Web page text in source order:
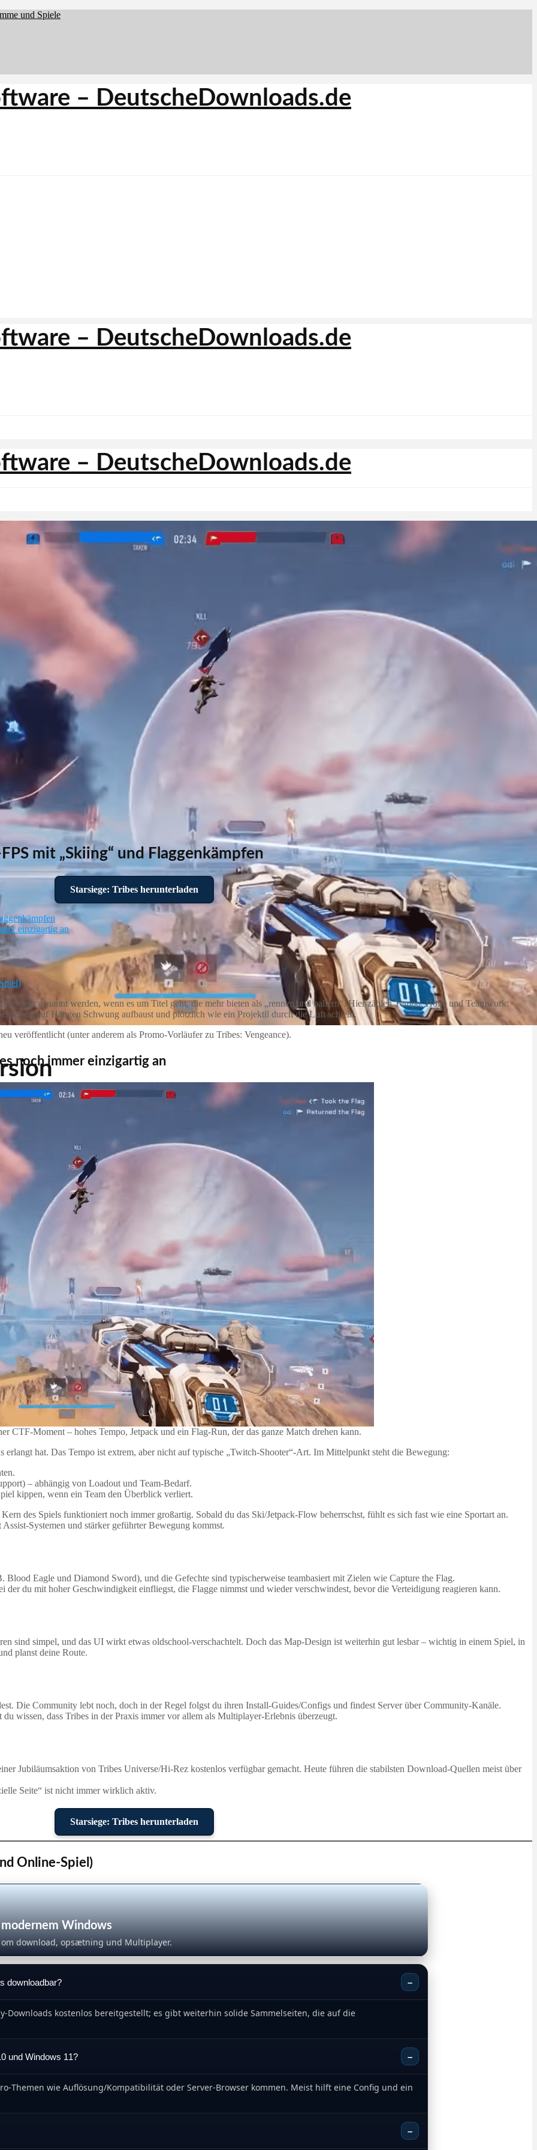
und Spiele
mit „Skiing“ und Flaggenkämpfen
Starsiege: Tribes herunterladen
einzigartig an
genannt werden, wenn es um Titel geht, die mehr bieten als „rennen und ballern“. Hier zählen Tempo, Höhe und Teamwork:
der du auf Hängen Schwung aufbaust und plötzlich wie ein Projektil durch die Luft schießt.
veröffentlicht (unter anderem als Promo‑Vorläufer zu Tribes: Vengeance).
noch immer einzigartig an
CTF‑Moment – hohes Tempo, Jetpack und ein Flag‑Run, der das ganze Match drehen kann.
hat. Das Tempo ist extrem, aber nicht auf typische „Twitch‑Shooter“-Art. Im Mittelpunkt steht die Bewegung:
– abhängig von Loadout und Team-Bedarf.
kippen, wenn ein Team den Überblick verliert.
des Spiels funktioniert noch immer großartig. Sobald du das Ski/Jetpack‑Flow beherrschst, fühlt es sich fast wie eine Sportart an.
und stärker geführter Bewegung kommst.
Eagle und Diamond Sword), und die Gefechte sind typischerweise teambasiert mit Zielen wie Capture the Flag.
der du mit hoher Geschwindigkeit einfliegst, die Flagge nimmst und wieder verschwindest, bevor die Verteidigung reagieren kann.
sind simpel, und das UI wirkt etwas oldschool‑verschachtelt. Doch das Map‑Design ist weiterhin gut lesbar – wichtig in einem Spiel, in
planst deine Route.
Die Community lebt noch, doch in der Regel folgst du ihren Install‑Guides/Configs und findest Server über Community‑Kanäle.
wissen, dass Tribes in der Praxis immer vor allem als Multiplayer‑Erlebnis überzeugt.
Jubiläumsaktion von Tribes Universe/Hi‑Rez kostenlos verfügbar gemacht. Heute führen die stabilsten Download‑Quellen meist über
Seite“ ist nicht immer wirklich aktiv.
Starsiege: Tribes herunterladen
Online-Spiel)
modernem Windows
download, opsætning und Multiplayer.
downloadbar? –
kostenlos bereitgestellt; es gibt weiterhin solide Sammelseiten, die auf die
und Windows 11? –
wie Auflösung/Kompatibilität oder Server‑Browser kommen. Meist hilft eine Config und ein
–